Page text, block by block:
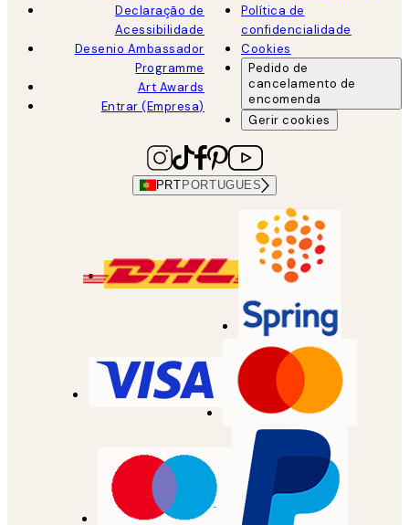
Declaração de
Acessibilidade
Desenio Ambassador
Programme
Art Awards
Entrar (Empresa)
Política de
confidencialidade
Cookies
Pedido de
cancelamento de
encomenda
Gerir cookies
PRT PORTUGUES